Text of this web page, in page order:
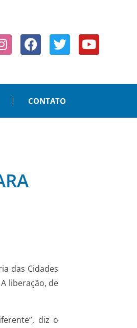
CONTATO
das Cidades
liberação, de
diz o